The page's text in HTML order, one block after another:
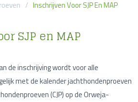
/ Inschrijven Voor SJP En MAP
SJP en MAP
de inschrijving wordt voor alle
met de kalender jachthondenproeven
(CJP) op de Orweja-